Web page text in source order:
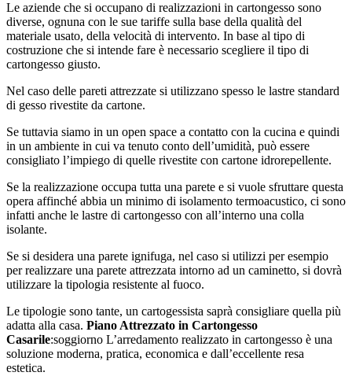
Le aziende che si occupano di realizzazioni in cartongesso sono
diverse, ognuna con le sue tariffe sulla base della qualità del
materiale usato, della velocità di intervento. In base al tipo di
costruzione che si intende fare è necessario scegliere il tipo di
cartongesso giusto.
Nel caso delle pareti attrezzate si utilizzano spesso le lastre standard
di gesso rivestite da cartone.
Se tuttavia siamo in un open space a contatto con la cucina e quindi
in un ambiente in cui va tenuto conto dell’umidità, può essere
consigliato l’impiego di quelle rivestite con cartone idrorepellente.
Se la realizzazione occupa tutta una parete e si vuole sfruttare questa
opera affinché abbia un minimo di isolamento termoacustico, ci sono
infatti anche le lastre di cartongesso con all’interno una colla
isolante.
Se si desidera una parete ignifuga, nel caso si utilizzi per esempio
per realizzare una parete attrezzata intorno ad un caminetto, si dovrà
utilizzare la tipologia resistente al fuoco.
Le tipologie sono tante, un cartogessista saprà consigliare quella più
adatta alla casa. Piano Attrezzato in Cartongesso
Casarile:soggiorno L’arredamento realizzato in cartongesso è una
soluzione moderna, pratica, economica e dall’eccellente resa
estetica.